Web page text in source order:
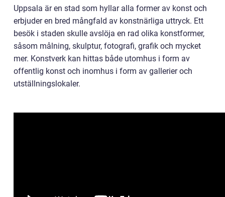
Uppsala är en stad som hyllar alla former av konst och
erbjuder en bred mångfald av konstnärliga uttryck. Ett
besök i staden skulle avslöja en rad olika konstformer,
såsom målning, skulptur, fotografi, grafik och mycket
mer. Konstverk kan hittas både utomhus i form av
offentlig konst och inomhus i form av gallerier och
utställningslokaler.